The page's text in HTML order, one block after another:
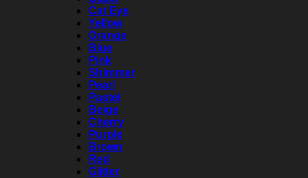
Cat Eye
Yellow
Orange
Blue
Pink
Shimmer
Pearl
Pastel
Beige
Cherry
Purple
Brown
Red
Glitter